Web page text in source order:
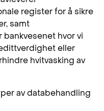
register for å sikre
samt
hvor vi
eller
hvitvasking av
av databehandling